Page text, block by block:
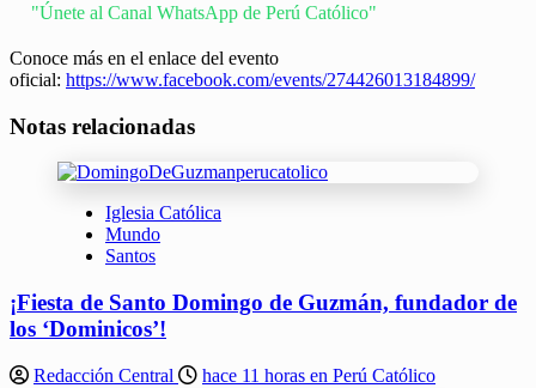
"Únete al Canal WhatsApp de Perú Católico"
Conoce más en el enlace del evento
oficial: https://www.facebook.com/events/274426013184899/
Notas relacionadas
Iglesia Católica
Mundo
Santos
¡Fiesta de Santo Domingo de Guzmán, fundador de
los ‘Dominicos’!
Redacción Central hace 11 horas en Perú Católico